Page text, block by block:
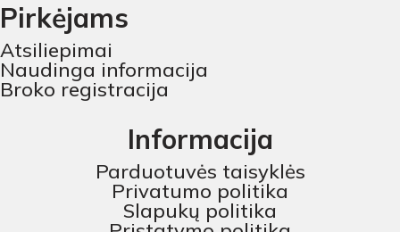
Pirkėjams
Atsiliepimai
Naudinga informacija
Broko registracija
Informacija
Parduotuvės taisyklės
Privatumo politika
Slapukų politika